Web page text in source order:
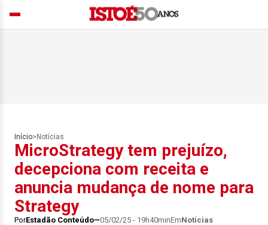
Início> Notícias
MicroStrategy tem prejuízo,
decepciona com receita e
anuncia mudança de nome para
Strategy
PorEstadão Conteúdo 05/02/25 - 19h40minEmNotícias